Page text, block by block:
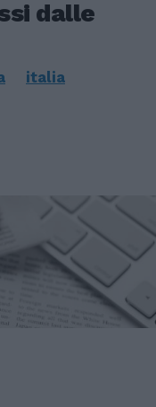
dalle
italia